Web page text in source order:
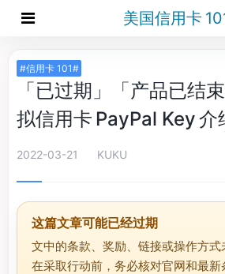
美国信用卡
#信用卡 101#
「已过期」「产品已结
拟信用卡 PayPal Key 介
2022-03-21 KUKU
这篇文章可能已经过期
文中的条款、奖励、链接或操作方
在采取行动前，务必核对官网和最新